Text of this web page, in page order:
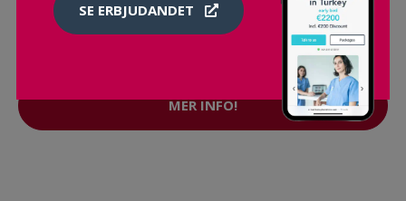
ELIT NUTRITION VITAMIN C + ZINC 90 TABLETTER
MER INFO!
SE ERBJUDANDET